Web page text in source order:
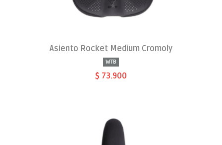
Asiento Rocket Medium Cromoly
WTB
$ 73.900